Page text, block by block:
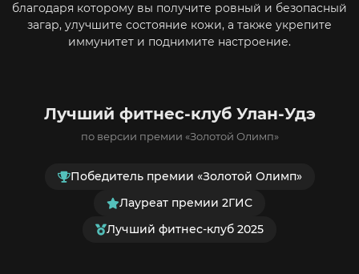
благодаря которому вы получите ровный и безопасный
загар, улучшите состояние кожи, а также укрепите
иммунитет и поднимите настроение.
Лучший фитнес-клуб Улан-Удэ
по версии премии «Золотой Олимп»
Победитель премии «Золотой Олимп»
Лауреат премии 2ГИС
Лучший фитнес-клуб 2025